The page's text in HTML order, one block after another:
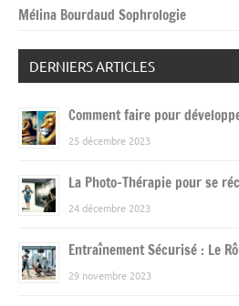
Mélina Bourdaud Sophrologie
DERNIERS ARTICLES
Comment faire pour
25 décembre 2023
La Photo-Thérapie pour se
24 décembre 2023
Entraînement Sécurisé : Le
29 novembre 2023